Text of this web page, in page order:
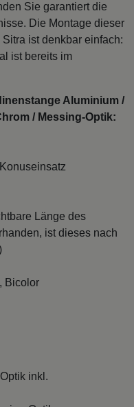
Sie garantiert die
Die Montage dieser
ist denkbar einfach:
ist bereits im
Aluminium /
/ Messing-Optik:
Länge des
ist dieses nach
Bicolor
inkl.